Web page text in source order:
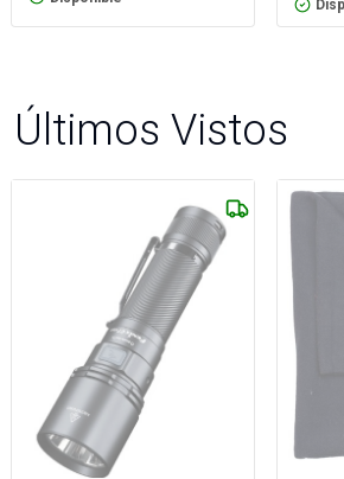
Últimos Vistos